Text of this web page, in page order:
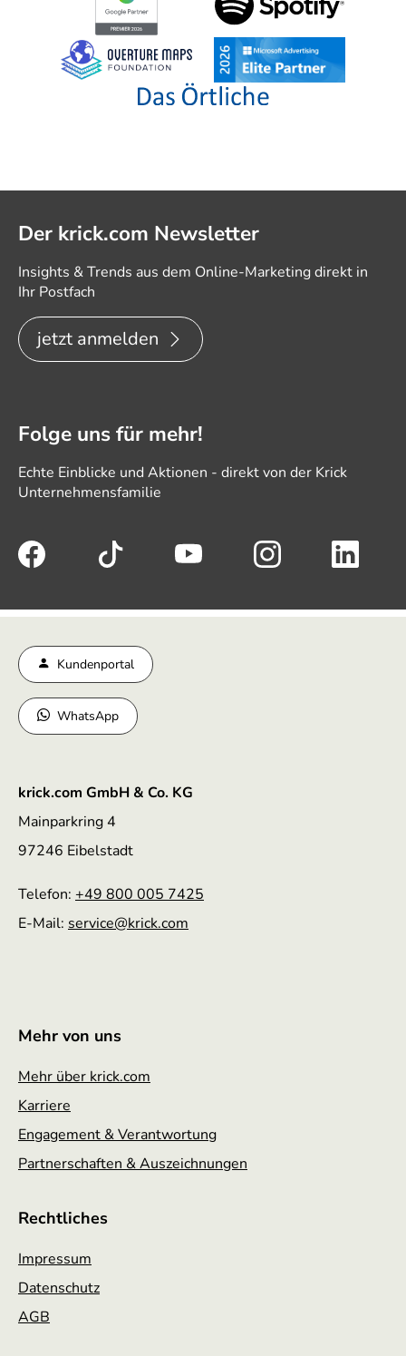
Der krick.com Newsletter
Insights & Trends aus dem Online-Marketing direkt in
Ihr Postfach
jetzt anmelden
Folge uns für mehr!
Echte Einblicke und Aktionen - direkt von der Krick
Unternehmensfamilie
Kundenportal
WhatsApp
krick.com GmbH & Co. KG
Mainparkring 4
97246 Eibelstadt
Telefon: +49 800 005 7425
E-Mail: service@krick.com
Mehr von uns
Mehr über krick.com
Karriere
Engagement & Verantwortung
Partnerschaften & Auszeichnungen
Rechtliches
Impressum
Datenschutz
AGB